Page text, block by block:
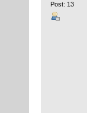
Post: 13